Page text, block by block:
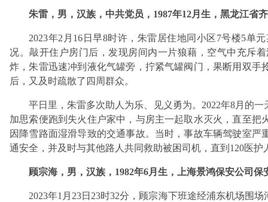
朱雷，男，汉族，中共党员，1987年12月生，黑龙江省
2023年2月16日早8时许，朱雷居住地同小区7号楼5单
况。敲开住户房门后，发现房间内一片狼藉，空气中充斥
炸，朱雷迅速冲到液化气罐旁，拧紧气罐阀门，果断用双
后，又及时疏散了四周群众。
平日里，朱雷多次助人为乐、见义勇为。2022年8月的
加思索便跑到失火住户家中，与房主一起取水灭火，直至把
因降雪路面湿滑导致的交通事故。当时，事故车辆驾驶室
通安全，并及时与其他路人共同救助被困司机，直到120医
顾宗海，男，汉族，1982年6月生，上海景鸿保安公司保
2023年1月23日23时32分，顾宗海下班途经浦东机场围